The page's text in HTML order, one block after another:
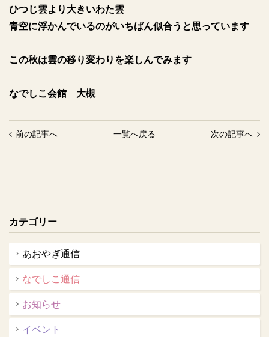
ひつじ雲より大きいわた雲
青空に浮かんでいるのがいちばん似合うと思っています
この秋は雲の移り変わりを楽しんでみます
なでしこ会館 大槻
前の記事へ 一覧へ戻る 次の記事へ
カテゴリー
あおやぎ通信
なでしこ通信
お知らせ
イベント